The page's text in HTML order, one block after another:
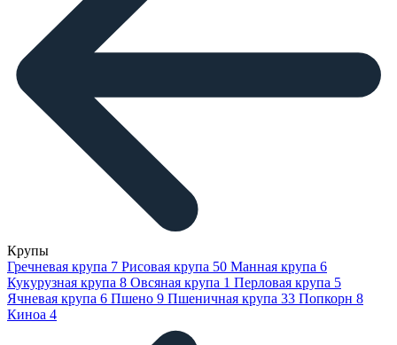
Крупы
Гречневая крупа 7 Рисовая крупа 50 Манная крупа 6
Кукурузная крупа 8 Овсяная крупа 1 Перловая крупа 5
Ячневая крупа 6 Пшено 9 Пшеничная крупа 33 Попкорн 8
Киноа 4